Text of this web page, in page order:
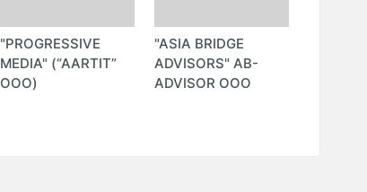
"PROGRESSIVE
MEDIA" (“AARTIT”
ООО)
"ASIA BRIDGE
ADVISORS" AB-
ADVISOR OOO